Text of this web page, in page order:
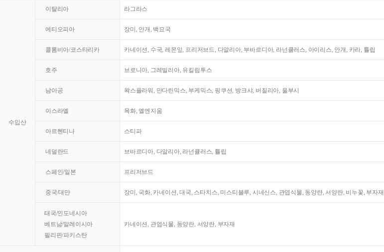
수입산
이탈리아 라그라스
에티오피아 장미, 안개, 백묘국
콜롬비아/코스타리카 카네이션, 수국, 레몬잎, 프리저브드, 다알리아, 부바르디아, 라넌큘러스, 아이리스, 안개, 카라, 튤립
호주 브로니아, 그레빌리아, 유킬립투스
남아공 왁스플라워, 만다린믹스, 부케믹스, 핑쿠션, 방크샤, 버질리아, 울부시
이스라엘 목화, 엘엔지움
아르헨티나 스티파
네덜란드 브바르디아, 다알리아, 라넌큘러스, 튤립
스페인/일본 프리저브드
중국/대만 장미, 국화, 카네이션, 대국, 스타치스, 미스티블루, 시네신스, 관엽식물, 동양란, 서양란, 비누꽃, 부자재
태국/인도네시아
베트남/말레이시아
필리핀/파키스탄
카네이션, 관엽식물, 동양란, 서양란, 부자재